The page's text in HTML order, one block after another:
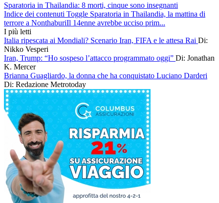
Sparatoria in Thailandia: 8 morti, cinque sono insegnanti
Indice dei contenuti Toggle Sparatoria in Thailandia, la mattina di
terrore a NonthaburiIl 14enne avrebbe ucciso prim...
I più letti
Italia ripescata ai Mondiali? Scenario Iran, FIFA e le attesa Rai Di:
Nikko Vesperi
Iran, Trump: “Ho sospeso l’attacco programmato oggi” Di: Jonathan
K. Mercer
Brianna Guagliardo, la donna che ha conquistato Luciano Darderi
Di: Redazione Metrotoday